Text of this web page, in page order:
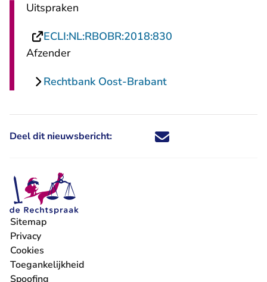
Uitspraken
ECLI:NL:RBOBR:2018:830
Afzender
Rechtbank Oost-Brabant
Deel dit nieuwsbericht: Deel dit nieuwsbericht via X -
Deel dit nieuwsbericht via
Deel dit nieuwsbericht
Deel dit
Sitemap
Privacy
Cookies
Toegankelijkheid
Spoofing